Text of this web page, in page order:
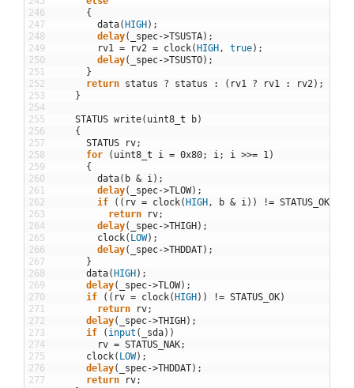
246
247
248
249
250
251
252
253
254
255
256
257
258
259
260
261
262
263
264
265
266
267
268
269
270
271
272
273
274
275
276
277
{
data(HIGH) ;
delay( _spec->TSUSTA) ;
rv1
= rv2 = clock(HIGH , true) ;
delay( _spec->TSUSTO) ;
}
return status ? status : ( rv1 ? rv1 : rv2 ) ;
}
STATUS write( uint8 t b)
{
STATUS
rv;
for
( uint8 t i = 0x80; i ; i >>= 1 )
{
data( b & i ) ;
delay( _spec->TLOW) ;
if
( ( rv = clock(HIGH , b & i ) ) != STATUS_OK
return
rv;
delay( _spec->THIGH) ;
clock( LOW) ;
delay( _spec->THDDAT) ;
}
data(HIGH) ;
delay( _spec->TLOW) ;
if
( ( rv = clock(HIGH) ) != STATUS_OK)
return
rv;
delay( _spec->THIGH) ;
if
( input ( _sda) )
rv = STATUS_NAK;
clock( LOW) ;
delay( _spec->THDDAT) ;
return
rv;